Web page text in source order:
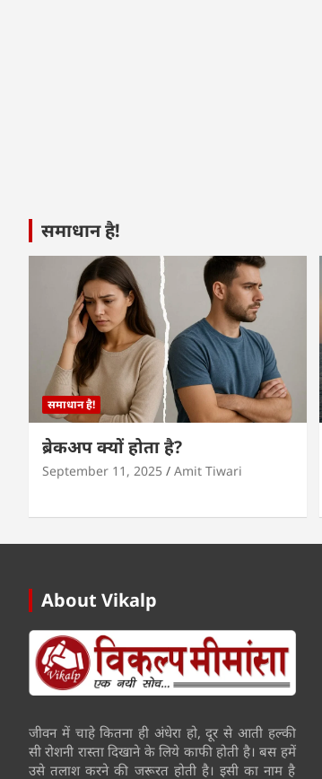
समाधान है!
समाधान है!
ब्रेकअप क्यों होता है?
September 11, 2025 Amit Tiwari
About Vikalp
जीवन में चाहे कितना ही अंधेरा हो, दूर से आती हल्की
सी रोशनी रास्ता दिखाने के लिये काफी होती है। बस हमें
उसे तलाश करने की जरूरत होती है। इसी का नाम है